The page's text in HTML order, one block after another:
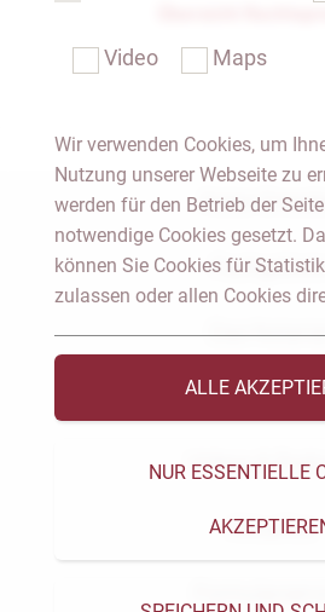
Notar
Das
Vorträge &
Videos &
Aktuelles
Video Maps
Wir verwenden Cookies, um
Nutzung unserer Webseite zu
werden für den Betrieb der Seite
notwendige Cookies gesetzt.
können Sie Cookies für
zulassen oder allen Cookies
ALLE
NUR ESSENTIELLE